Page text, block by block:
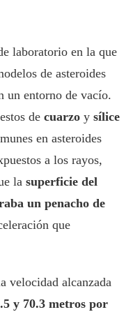
laboratorio en la que
de asteroides
un entorno de vacío.
de cuarzo y sílice
en asteroides
a los rayos,
la superficie del
un penacho de
que
velocidad alcanzada
y 70.3 metros por